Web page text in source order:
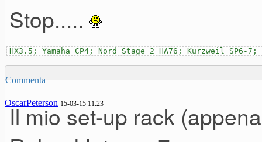
Stop.....
HX3.5; Yamaha CP4; Nord Stage 2 HA76; Kurzweil SP6-
Commenta
OscarPeterson 15-03-15 11.23
Il mio set-up rack